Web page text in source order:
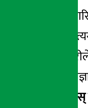
सवारी साधन लिएर
कमि आएको हो ।
उलंघन गर्नेलाई
थालेपछि पनि